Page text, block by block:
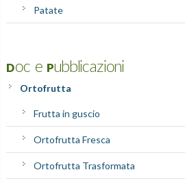
Patate
Doc e Pubblicazioni
Ortofrutta
Frutta in guscio
Ortofrutta Fresca
Ortofrutta Trasformata